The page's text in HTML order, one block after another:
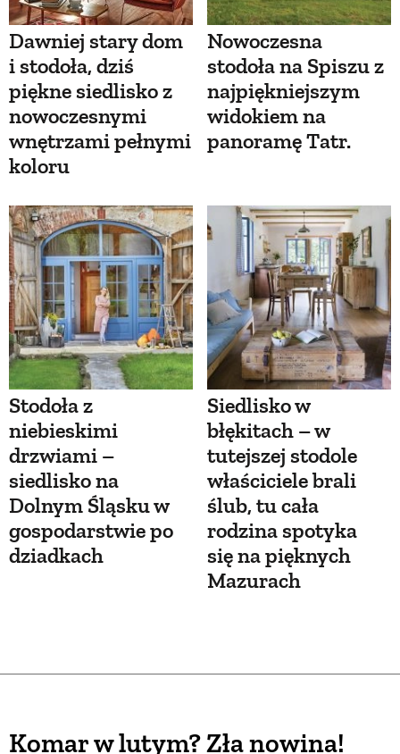
Dawniej stary dom
i stodoła, dziś
piękne siedlisko z
nowoczesnymi
wnętrzami pełnymi
koloru
Nowoczesna
stodoła na Spiszu z
najpiękniejszym
widokiem na
panoramę Tatr.
Stodoła z
niebieskimi
drzwiami –
siedlisko na
Dolnym Śląsku w
gospodarstwie po
dziadkach
Siedlisko w
błękitach – w
tutejszej stodole
właściciele brali
ślub, tu cała
rodzina spotyka
się na pięknych
Mazurach
Komar w lutym? Zła nowina!